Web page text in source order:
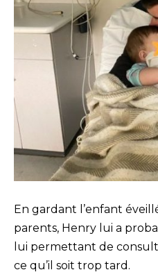
En gardant l’enfant
parents, Henry lui a
lui permettant de
ce qu’il soit trop tard.